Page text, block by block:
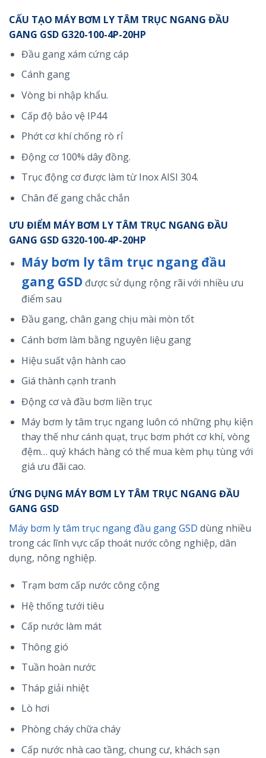
CẤU TẠO MÁY BƠM LY TÂM TRỤC NGANG ĐẦU
GANG GSD G320-100-4P-20HP
Đầu gang xám cứng cáp
Cánh gang
Vòng bi nhập khẩu.
Cấp độ bảo vệ IP44
Phớt cơ khí chống rò rỉ
Động cơ 100% dây đồng.
Trục động cơ được làm từ Inox AISI 304.
Chân đế gang chắc chắn
ƯU ĐIỂM MÁY BƠM LY TÂM TRỤC NGANG ĐẦU
GANG GSD G320-100-4P-20HP
Máy bơm ly tâm trục ngang đầu
gang GSDđược sử dụng rộng rãi với nhiều ưu
điểm sau
Đầu gang, chân gang chịu mài mòn tốt
Cánh bơm làm bằng nguyên liệu gang
Hiệu suất vận hành cao
Giá thành cạnh tranh
Động cơ và đầu bơm liền trục
Máy bơm ly tâm trục ngang luôn có những phụ kiện
thay thế như cánh quạt, trục bơm phớt cơ khí, vòng
đệm… quý khách hàng có thể mua kèm phụ tùng với
giá ưu đãi cao.
ỨNG DỤNG MÁY BƠM LY TÂM TRỤC NGANG ĐẦU
GANG GSD
Máy bơm ly tâm trục ngang đầu gang GSD dùng nhiều
trong các lĩnh vực cấp thoát nước công nghiệp, dân
dụng, nông nghiệp.
Trạm bơm cấp nước công cộng
Hệ thống tưới tiêu
Cấp nước làm mát
Thông gió
Tuần hoàn nước
Tháp giải nhiệt
Lò hơi
Phòng cháy chữa cháy
Cấp nước nhà cao tầng, chung cư, khách sạn